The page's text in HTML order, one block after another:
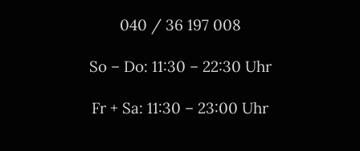
040 / 36 197 008
So – Do: 11:30 – 22:30 Uhr
Fr + Sa: 11:30 – 23:00 Uhr